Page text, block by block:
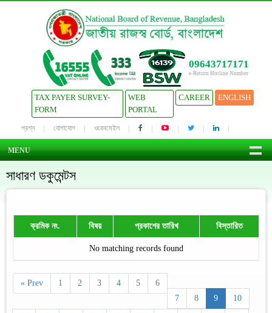
09643717171
e-Return Hotline Number
TAX PAYER SURVEY-
FORM
WEB
PORTAL
CAREER ENGLISH
প্রশ্ন যোগাযোগ ওয়েবমেইল
MENU
সাধারণ ডকুমেন্টস
ক্রমিক নং. বিষয় প্রকাশের তারিখ বিস্তারিত
No matching records found
« Prev 1 2 3 4 5
6
7
8 9 10